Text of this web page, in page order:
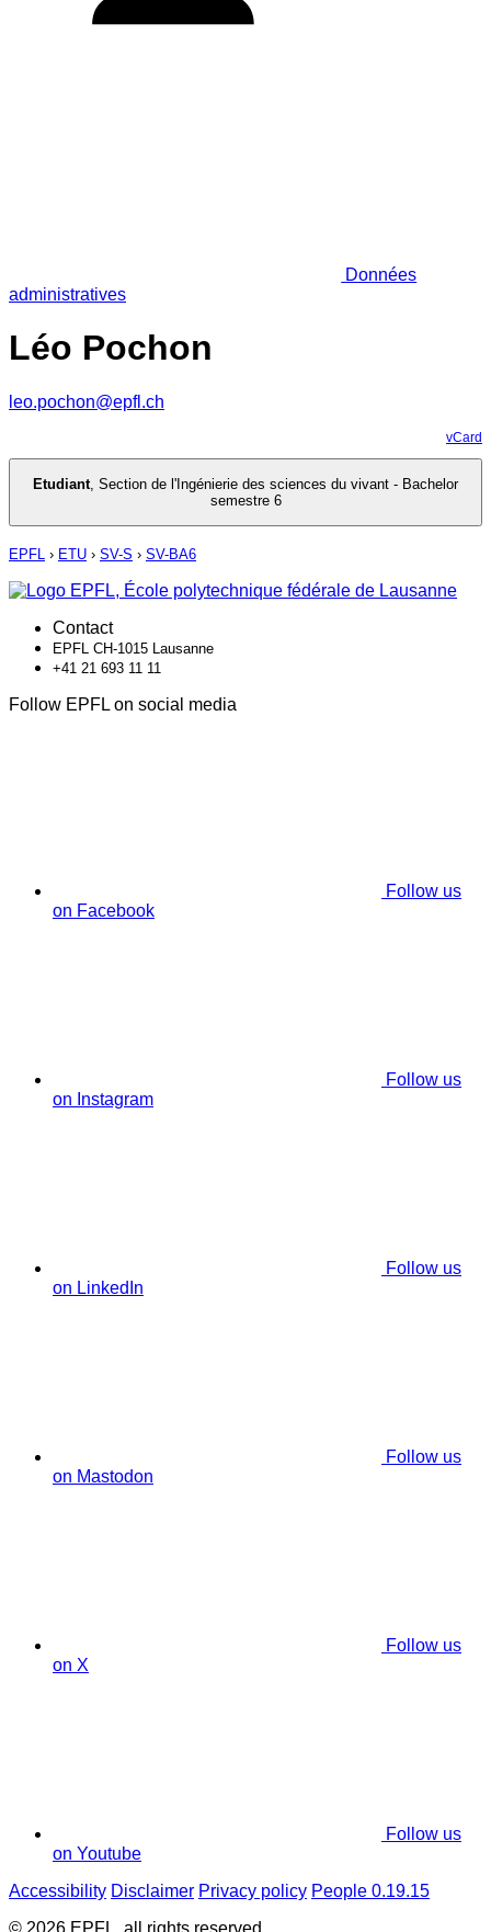
Données
administratives
Léo Pochon
leo.pochon@epfl.ch
vCard
Etudiant, Section de l'Ingénierie des sciences du vivant - Bachelor
semestre 6
EPFL › ETU › SV-S › SV-BA6
Contact
EPFL CH-1015 Lausanne
+41 21 693 11 11
Follow EPFL on social media
Follow us
on Facebook
Follow us
on Instagram
Follow us
on LinkedIn
Follow us
on Mastodon
Follow us
on X
Follow us
on Youtube
Accessibility Disclaimer Privacy policy People 0.19.15